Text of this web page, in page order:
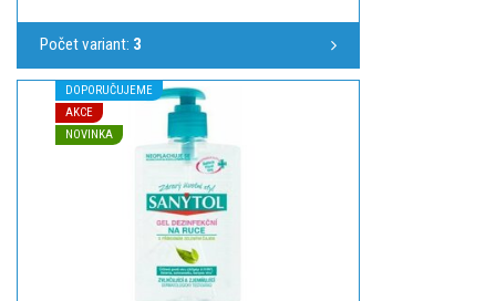
Počet variant: 3
DOPORUČUJEME
AKCE
NOVINKA